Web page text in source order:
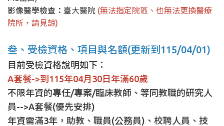
影像醫學檢查： 臺大醫院 (無法指定院區、也無法更換醫療
院所，請見諒)
叁、受檢資格、項目與名額(更新到115/04/01)
目前受檢資格說明如下：
A套餐->到115年04月30日年滿60歲
不限年資的專任/專案/臨床教師、等同教職的研究人
員-->A套餐(優先安排)
年資需滿3年，助教、職員(公務員)、校聘人員、技